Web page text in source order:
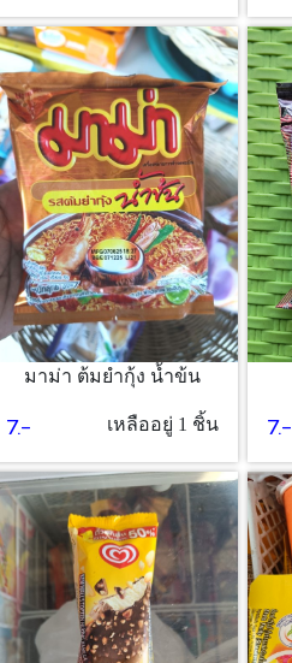
มาม่า ต้มยำกุ้ง น้ำข้น
7.- เหลืออยู่ 1 ชิ้น 7.-